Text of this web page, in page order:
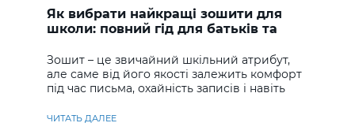
Як вибрати найкращі зошити для
школи: повний гід для батьків та
Зошит – це звичайний шкільний атрибут,
але саме від його якості залежить комфорт
під час письма, охайність записів і навіть
ЧИТАТЬ ДАЛЕЕ